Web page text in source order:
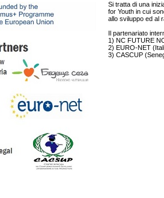
Si tratta di una
for Youth in cui
allo sviluppo ed al
Il partenariato
1) NC FUTURE
2) EURO-NET
3) CASCUP